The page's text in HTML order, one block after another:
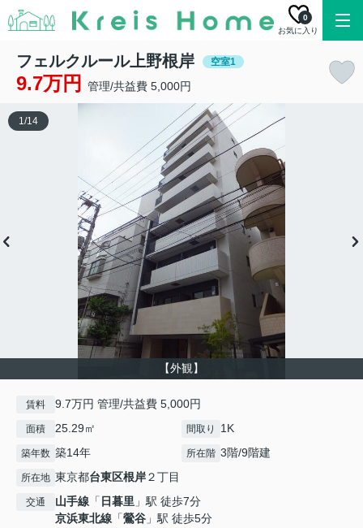
お気に入り
0
フェルクルール上野根岸 空室1
9.7万円 管理/共益費 5,000円
【外観】
1/14
賃料 9.7万円 管理/共益費 5,000円
面積 25.29㎡ 間取り 1K
築年数 築14年 所在階 3階/9階建
所在地 東京都台東区根岸２丁目
交通 山手線 「 日暮里 」駅 徒歩7分
京浜東北線 「鶯谷 」駅 徒歩5分